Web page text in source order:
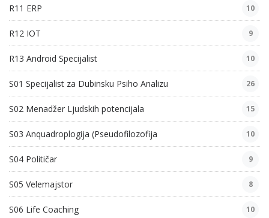
R11 ERP 10
R12 IOT 9
R13 Android Specijalist 10
S01 Specijalist za Dubinsku Psiho Analizu 26
S02 Menadžer Ljudskih potencijala 15
S03 Anquadroplogija (Pseudofilozofija 10
S04 Političar 9
S05 Velemajstor 8
S06 Life Coaching 10